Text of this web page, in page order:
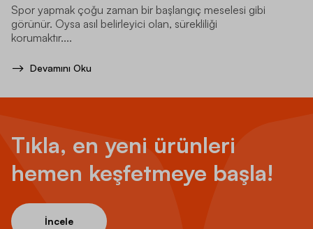
Spor yapmak çoğu zaman bir başlangıç meselesi gibi
görünür. Oysa asıl belirleyici olan, sürekliliği
korumaktır....
Devamını Oku
Tıkla, en yeni ürünleri
hemen keşfetmeye başla!
İncele